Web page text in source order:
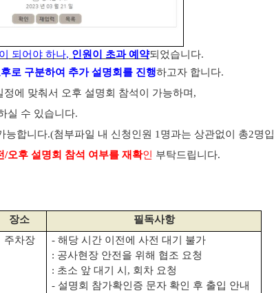
되어야 하나, 인원이 초과 예약되었습니다.
로 구분하여 추가 설명회를 진행하고자 합니다.
정에 맞춰서 오후 설명회 참석이 가능하며 ,
실 수 있습니다.
능합니다.(첨부파일 내 신청인원 1명과는 상관없이 총2명
/오후 설명회 참석 여부를 재확인 부탁드립니다.
장소
필독사항
주차장 - 해당 시간 이전에 사전 대기 불가
: 공사현장 안전을 위해 협조 요청
: 초소 앞 대기 시 , 회차 요청
- 설명회 참가확인증 문자 확인 후 출입 안내